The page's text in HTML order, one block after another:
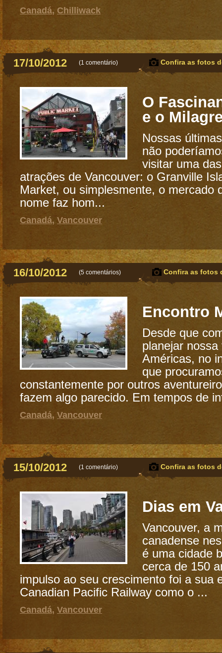
Canadá, Chilliwack
17/10/2012 (1 comentário) Confira as fotos
O
e o
Nossas
não
visitar uma
atrações de Vancouver: o Granville
Market, ou simplesmente, o mercado
nome faz hom...
Canadá, Vancouver
16/10/2012 (5 comentários) Confira as fotos
Encontro
Desde que
planejar
Américas, no
que
constantemente por outros
fazem algo parecido. Em tempos de
Canadá, Vancouver
15/10/2012 (1 comentário) Confira as fotos
Dias em
Vancouver, a
canadense
é uma cidade
cerca de 150
impulso ao seu crescimento foi a sua
Canadian Pacific Railway como o ...
Canadá, Vancouver